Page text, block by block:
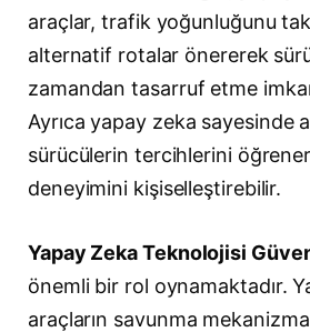
araçlar, trafik yoğunluğunu
alternatif rotalar önererek
zamandan tasarruf etme
Ayrıca yapay zeka sayesinde
sürücülerin tercihlerini
deneyimini kişiselleştirebilir.
Yapay Zeka Teknolojisi
önemli bir rol oynamaktadır.
araçların savunma